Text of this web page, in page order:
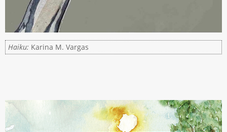
Haiku: Karina M. Vargas